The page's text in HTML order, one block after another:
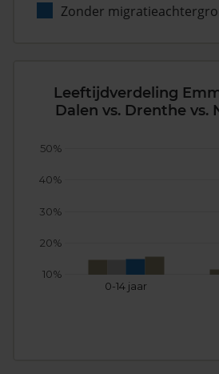
Zonder
Leeftijdverdeling
Dalen vs. Drenthe vs.
0-14 jaar
10%
20%
30%
40%
50%